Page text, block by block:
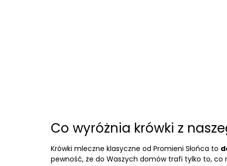
Co wyróżnia krówki z
Krówki mleczne klasyczne od Promieni Słońca to
pewność, że do Waszych domów trafi tylko to, co